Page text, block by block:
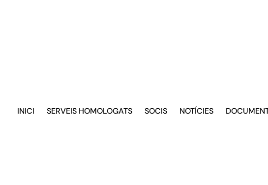
INICI SERVEIS HOMOLOGATS SOCIS NOTÍCIES